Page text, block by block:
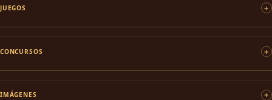
JUEGOS
CONCURSOS
IMÁGENES